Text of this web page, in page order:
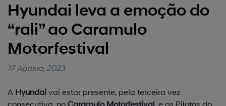
Hyundai leva a emoção do
“rali” ao Caramulo
Motorfestival
17 Agosto, 2023
A Hyundai vai estar presente, pela terceira vez
consecutiva, no Caramulo Motorfestival, e os Pilotos do